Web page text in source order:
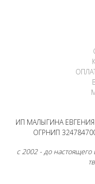
ИП МАЛЫГИНА ЕВГЕНИЯ
ОГРНИП
с 2002 - до